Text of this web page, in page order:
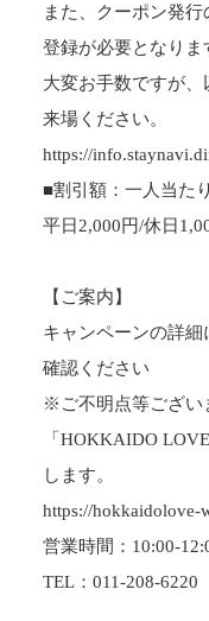
また、クーポン発
登録が必要となりま
大変お手数ですが
来場ください。
https://
■割引額：一人当た
平日2,000円/休日
【ご案内】
キャンペーンの詳
確認ください
※ご不明点等ござい
「HOKKAIDO
します。
https://hokkaidolove-
営業時間：10:00-
TEL：011-208-6220